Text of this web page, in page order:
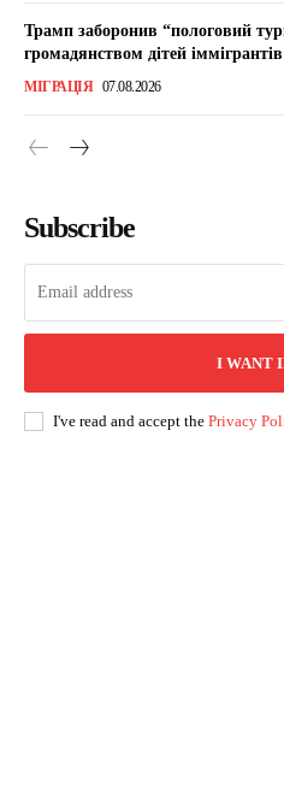
Трамп заборонив “пологовий
громадянством дітей іммігрантів
МІГРАЦІЯ 07.08.2026
Subscribe
I WANT
I've read and accept the Privacy